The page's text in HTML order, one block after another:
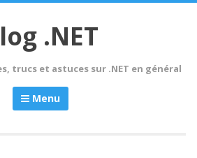
.NET
trucs et astuces sur .NET en général
Menu